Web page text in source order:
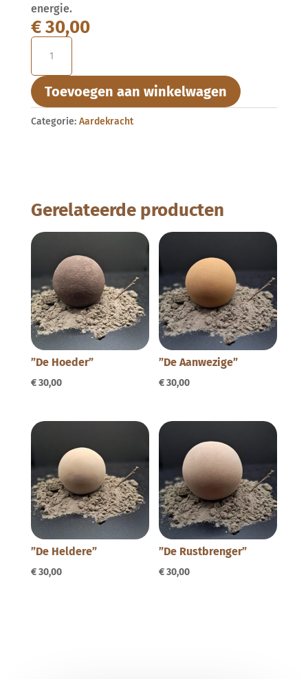
energie.
€30,00
aantal
Toevoegen aan winkelwagen
Categorie: Aardekracht
Gerelateerde producten
”De Hoeder”
€30,00
”De Aanwezige”
€30,00
”De Heldere”
€30,00
”De Rustbrenger”
€30,00